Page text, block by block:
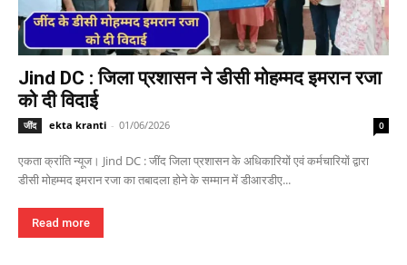
Jind DC : जिला प्रशासन ने डीसी मोहम्मद इमरान रजा
को दी विदाई
जींद ekta kranti - 01/06/2026 0
एकता क्रांति न्यूज। Jind DC : जींद जिला प्रशासन के अधिकारियों एवं कर्मचारियों द्वारा
डीसी मोहम्मद इमरान रजा का तबादला होने के सम्मान में डीआरडीए...
Read more